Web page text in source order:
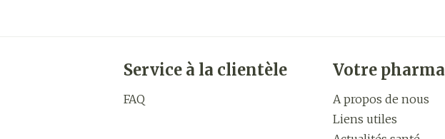
Service à la clientèle
FAQ
Votre
A propos de nous
Liens utiles